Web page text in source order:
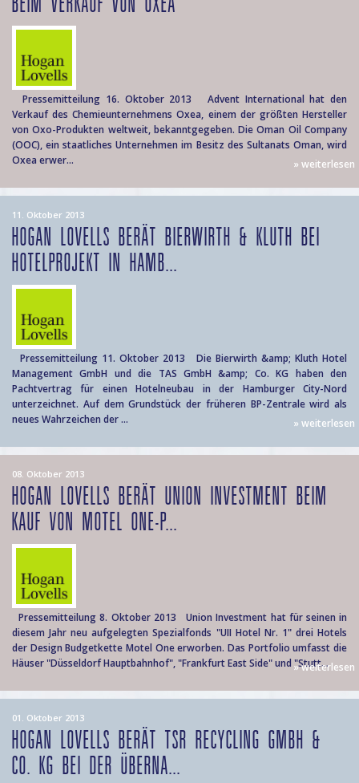
Pressemitteilung 16. Oktober 2013 Advent International hat den
Verkauf des Chemieunternehmens Oxea, einem der größten Hersteller
von Oxo-Produkten weltweit, bekanntgegeben. Die Oman Oil Company
(OOC), ein staatliches Unternehmen im Besitz des Sultanats Oman, wird
Oxea erwer...
» weiterlesen
11. Oktober 2013
HOGAN LOVELLS BERÄT BIERWIRTH & KLUTH BEI
HOTELPROJEKT IN HAMB...
Pressemitteilung 11. Oktober 2013 Die Bierwirth &amp; Kluth Hotel
Management GmbH und die TAS GmbH &amp; Co. KG haben den
Pachtvertrag für einen Hotelneubau in der Hamburger City-Nord
unterzeichnet. Auf dem Grundstück der früheren BP-Zentrale wird als
neues Wahrzeichen der ...
» weiterlesen
08. Oktober 2013
HOGAN LOVELLS BERÄT UNION INVESTMENT BEIM
KAUF VON MOTEL ONE-P...
Pressemitteilung 8. Oktober 2013 Union Investment hat für seinen in
diesem Jahr neu aufgelegten Spezialfonds "UII Hotel Nr. 1" drei Hotels
der Design Budgetkette Motel One erworben. Das Portfolio umfasst die
Häuser "Düsseldorf Hauptbahnhof", "Frankfurt East Side" und "Stutt...
» weiterlesen
01. Oktober 2013
HOGAN LOVELLS BERÄT TSR RECYCLING GMBH &
CO. KG BEI DER ÜBERNA...